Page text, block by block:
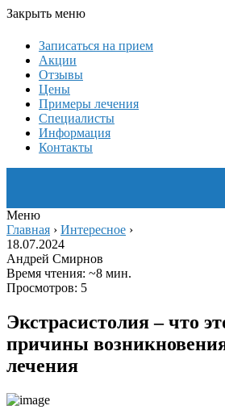
Закрыть меню
Записаться на прием
Акции
Отзывы
Цены
Примеры лечения
Специалисты
Информация
Контакты
Меню
Главная › Интересное ›
18.07.2024
Андрей Смирнов
Время чтения: ~8 мин.
Просмотров: 5
Экстрасистолия – что
причины
лечения